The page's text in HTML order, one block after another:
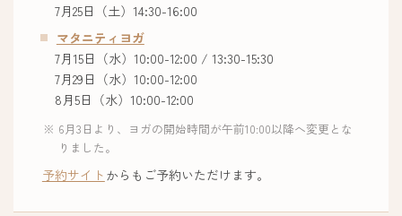
7月25日（土）14:30-16:00
マタニティヨガ
7月15日（水）10:00-12:00 / 13:30-15:30
7月29日（水）10:00-12:00
8月5日（水）10:00-12:00
6月3日より、ヨガの開始時間が午前10:00以降へ変更とな
りました。
予約サイト からもご予約いただけます。